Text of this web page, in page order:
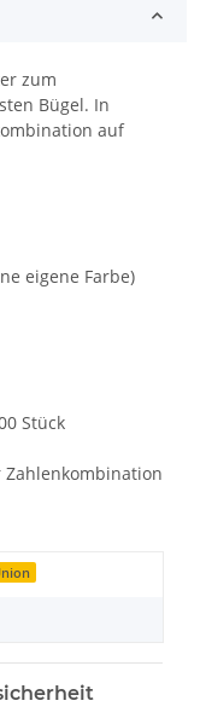
zum
Bügel. In
auf
eigene Farbe)
Stück